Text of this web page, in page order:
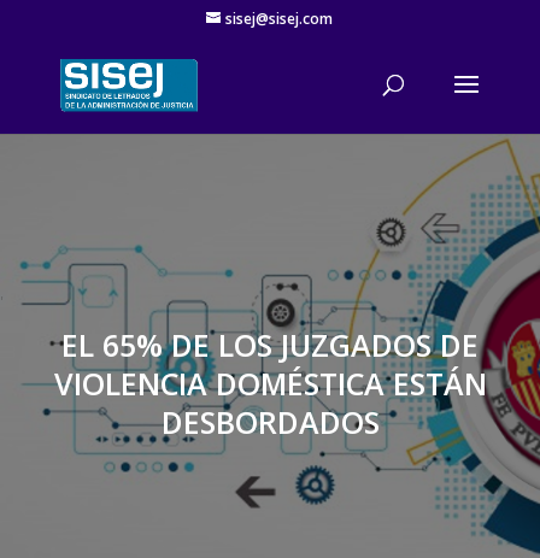
sisej@sisej.com
'
EL 65% DE LOS JUZGADOS DE
VIOLENCIA DOMÉSTICA ESTÁN
DESBORDADOS